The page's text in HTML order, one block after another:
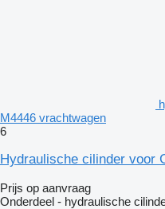
M4446 vrachtwagen
6
Hydraulische cilinder voor
Prijs op aanvraag
Onderdeel - hydraulische